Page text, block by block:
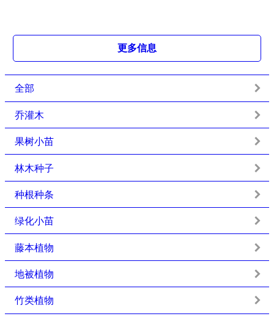
更多信息
全部
乔灌木
果树小苗
林木种子
种根种条
绿化小苗
藤本植物
地被植物
竹类植物